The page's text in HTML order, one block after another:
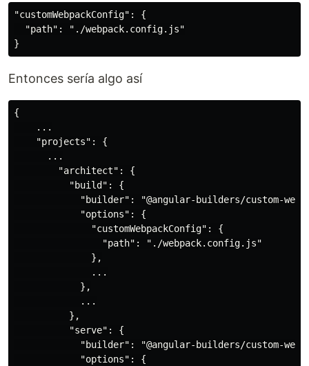
"customWebpackConfig": {
  "path": "./webpack.config.js"
Entonces sería algo así
{
    ...
    "projects": {
      ...
        "architect": {
          "build": {
"builder": "@angular-builders/custom-
            "options": {
              "customWebpackConfig": {
                "path": "./webpack.config.js"
              },
              ...
            },
            ...
          },
          "serve": {
"builder": "@angular-builders/custom-
            "options": {